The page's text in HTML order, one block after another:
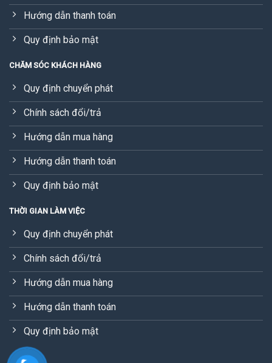
Hướng dẫn thanh toán
Quy định bảo mật
CHĂM SÓC KHÁCH HÀNG
Quy định chuyển phát
Chính sách đổi/trả
Hướng dẫn mua hàng
Hướng dẫn thanh toán
Quy định bảo mật
THỜI GIAN LÀM VIỆC
Quy định chuyển phát
Chính sách đổi/trả
Hướng dẫn mua hàng
Hướng dẫn thanh toán
Quy định bảo mật